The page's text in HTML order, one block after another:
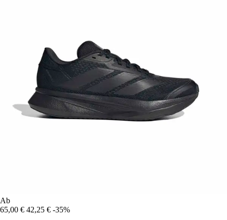
Ab
65,00 € 42,25 € -35%